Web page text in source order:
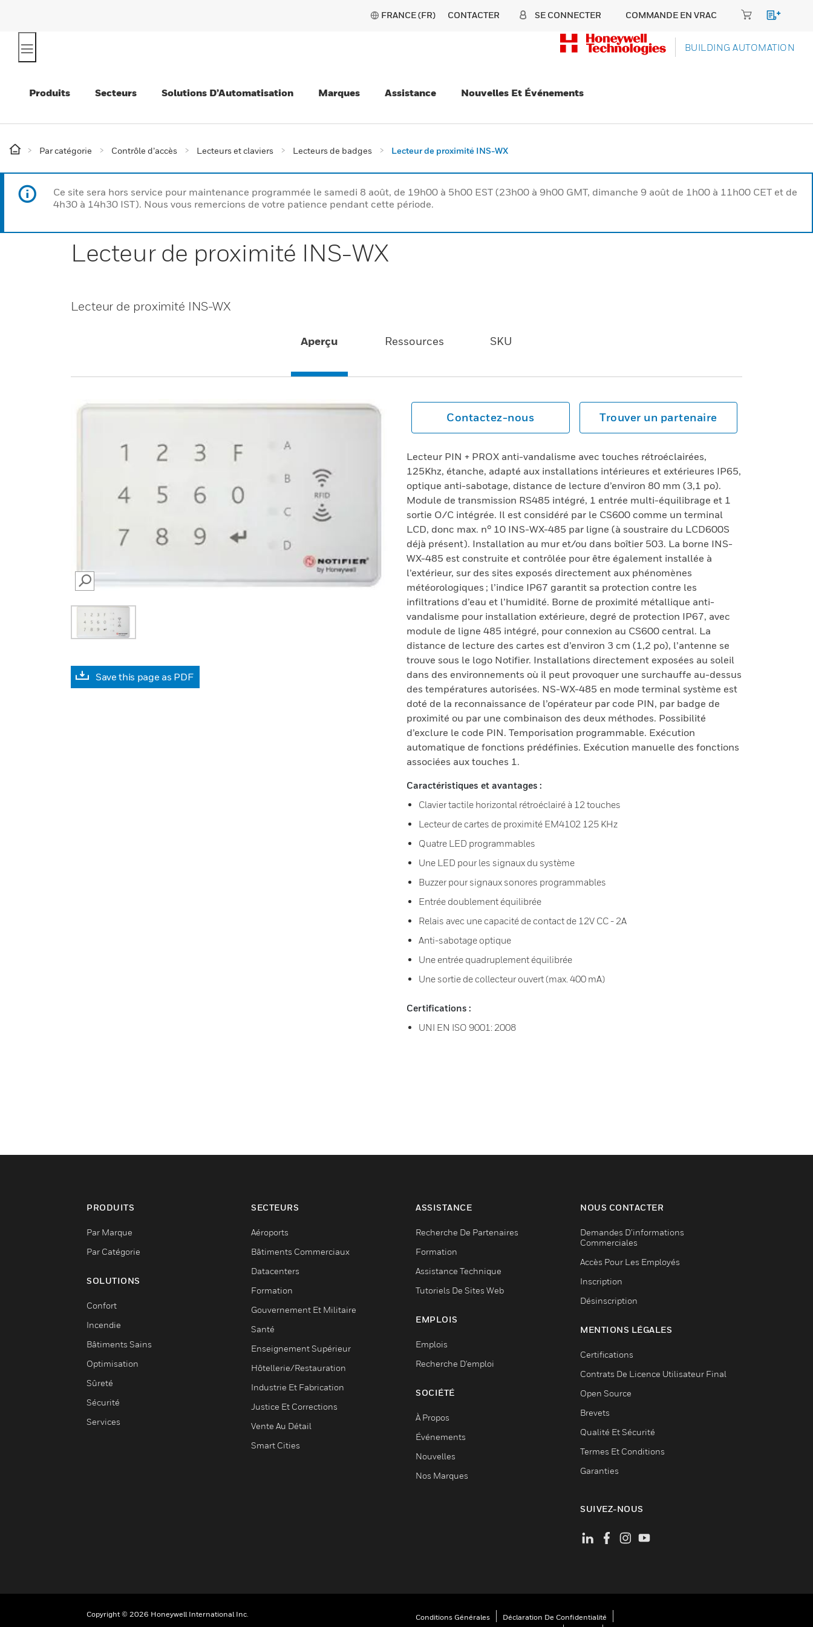
FRANCE (FR) CONTACTER SE CONNECTER COMMANDE EN VRAC
BUILDING AUTOMATION
Produits Secteurs Solutions D’Automatisation Marques Assistance Nouvelles Et Événements
Par catégorie Contrôle d’accès Lecteurs et claviers Lecteurs de badges Lecteur de proximité INS-WX
Ce site sera hors service pour maintenance programmée le samedi 8 août, de 19h00 à 5h00 EST (23h00 à 9h00 GMT, dimanche 9 août de 1h00 à 11h00 CET et de
4h30 à 14h30 IST). Nous vous remercions de votre patience pendant cette période.
Lecteur de proximité INS-WX
Lecteur de proximité INS-WX
Aperçu Ressources SKU
SEARCH
Save this page as PDF
Contactez-nous Trouver un partenaire
Lecteur PIN + PROX anti-vandalisme avec touches rétroéclairées,
125Khz, étanche, adapté aux installations intérieures et extérieures IP65,
optique anti-sabotage, distance de lecture d’environ 80 mm (3,1 po).
Module de transmission RS485 intégré, 1 entrée multi-équilibrage et 1
sortie O/C intégrée. Il est considéré par le CS600 comme un terminal
LCD, donc max. n° 10 INS-WX-485 par ligne (à soustraire du LCD600S
déjà présent). Installation au mur et/ou dans boîtier 503. La borne INS-
WX-485 est construite et contrôlée pour être également installée à
l’extérieur, sur des sites exposés directement aux phénomènes
météorologiques ; l’indice IP67 garantit sa protection contre les
infiltrations d’eau et l’humidité. Borne de proximité métallique anti-
vandalisme pour installation extérieure, degré de protection IP67, avec
module de ligne 485 intégré, pour connexion au CS600 central. La
distance de lecture des cartes est d’environ 3 cm (1,2 po), l’antenne se
trouve sous le logo Notifier. Installations directement exposées au soleil
dans des environnements où il peut provoquer une surchauffe au-dessus
des températures autorisées. NS-WX-485 en mode terminal système est
doté de la reconnaissance de l’opérateur par code PIN, par badge de
proximité ou par une combinaison des deux méthodes. Possibilité
d’exclure le code PIN. Temporisation programmable. Exécution
automatique de fonctions prédéfinies. Exécution manuelle des fonctions
associées aux touches 1.
Caractéristiques et avantages :
Clavier tactile horizontal rétroéclairé à 12 touches
Lecteur de cartes de proximité EM4102 125 KHz
Quatre LED programmables
Une LED pour les signaux du système
Buzzer pour signaux sonores programmables
Entrée doublement équilibrée
Relais avec une capacité de contact de 12V CC - 2A
Anti-sabotage optique
Une entrée quadruplement équilibrée
Une sortie de collecteur ouvert (max. 400 mA)
Certifications :
UNI EN ISO 9001: 2008
PRODUITS
Par Marque
Par Catégorie
SOLUTIONS
Confort
Incendie
Bâtiments Sains
Optimisation
Sûreté
Sécurité
Services
SECTEURS
Aéroports
Bâtiments Commerciaux
Datacenters
Formation
Gouvernement Et Militaire
Santé
Enseignement Supérieur
Hôtellerie/Restauration
Industrie Et Fabrication
Justice Et Corrections
Vente Au Détail
Smart Cities
ASSISTANCE
Recherche De Partenaires
Formation
Assistance Technique
Tutoriels De Sites Web
EMPLOIS
Emplois
Recherche D'emploi
SOCIÉTÉ
À Propos
Événements
Nouvelles
Nos Marques
NOUS CONTACTER
Demandes D’informations
Commerciales
Accès Pour Les Employés
Inscription
Désinscription
MENTIONS LÉGALES
Certifications
Contrats De Licence Utilisateur Final
Open Source
Brevets
Qualité Et Sécurité
Termes Et Conditions
Garanties
SUIVEZ-NOUS
Copyright © 2026 Honeywell International Inc. Conditions Générales
Déclaration De Confidentialité